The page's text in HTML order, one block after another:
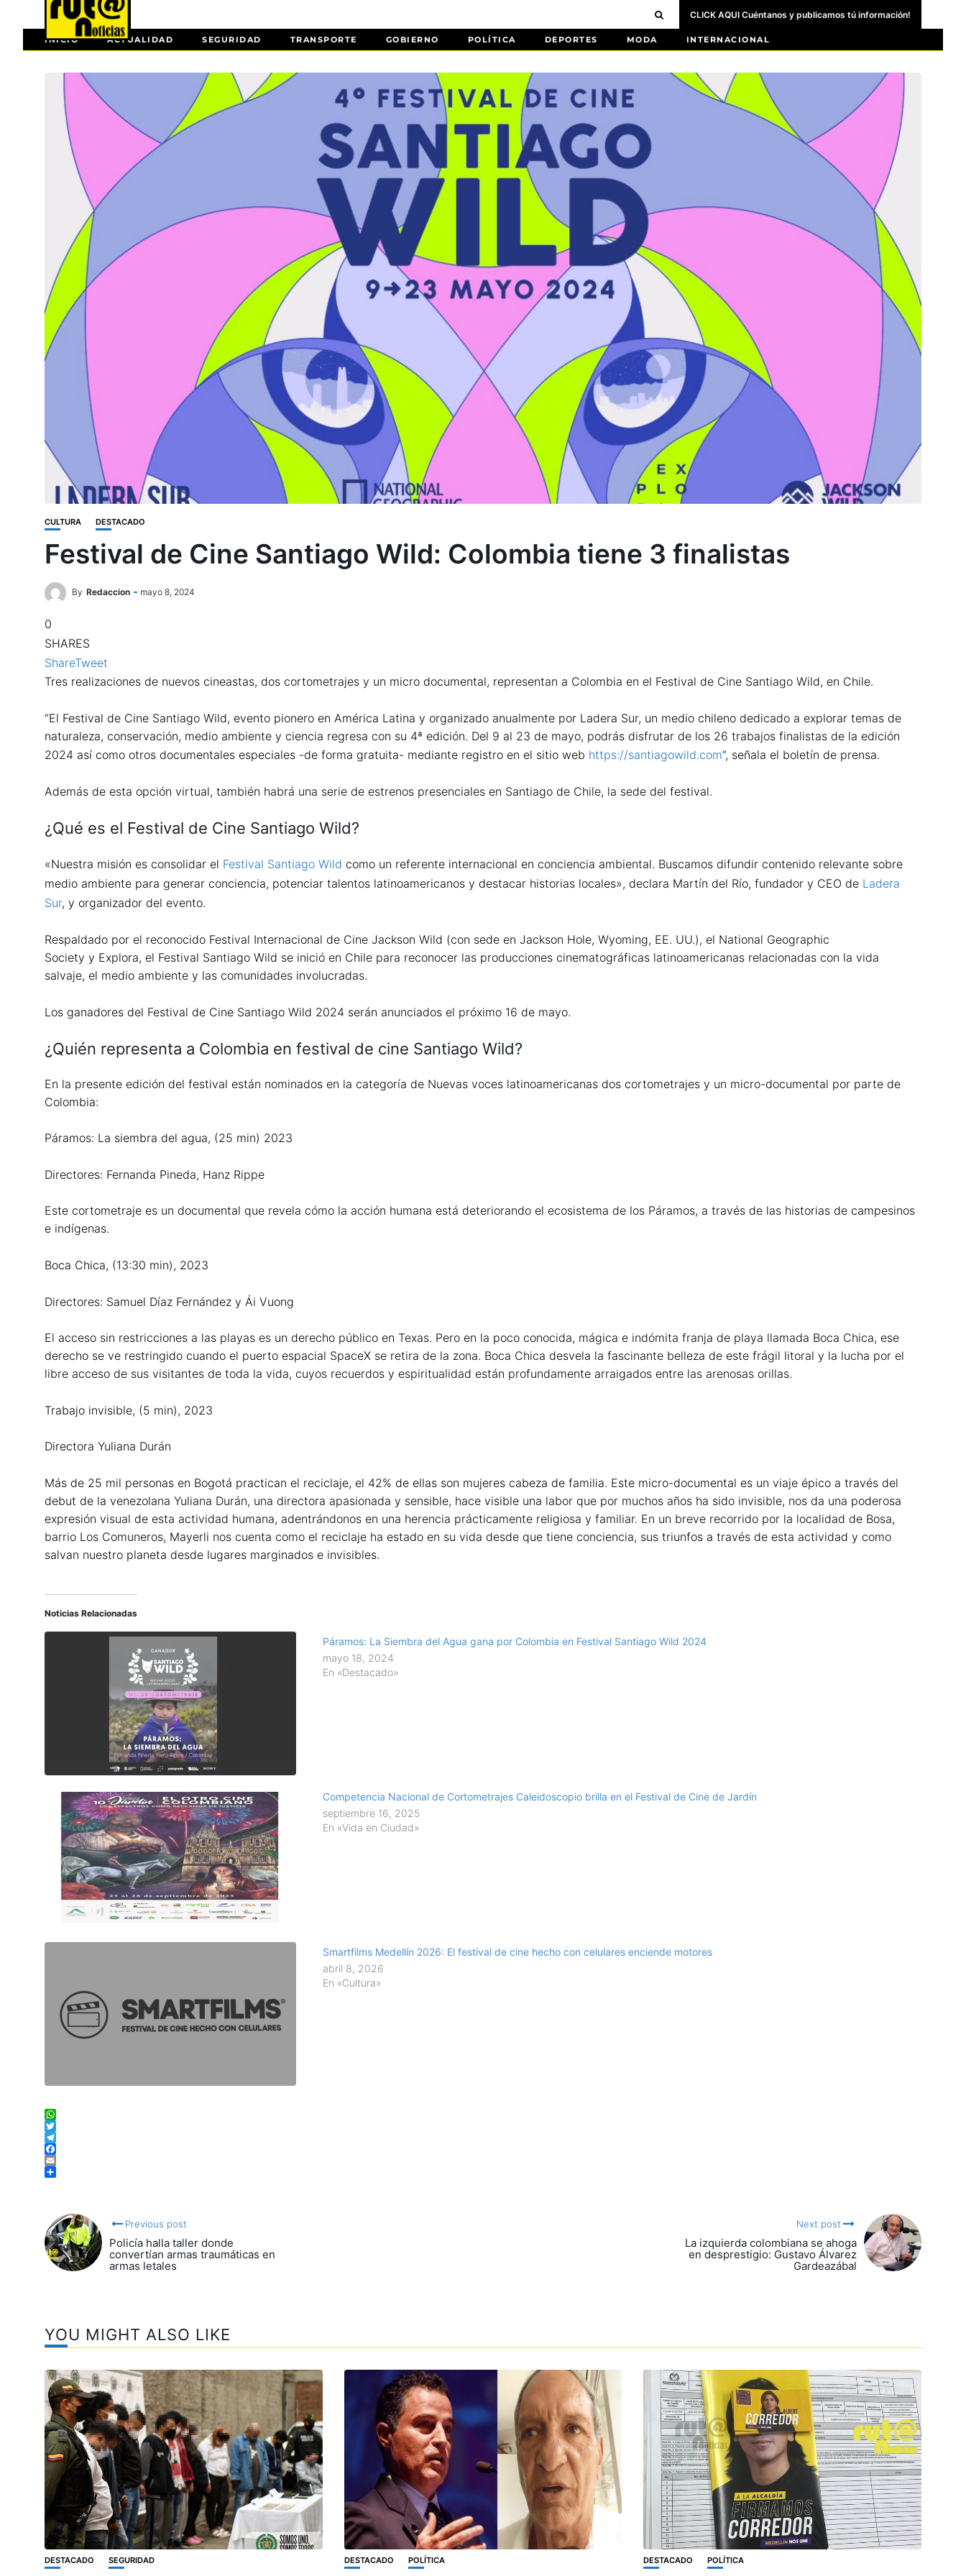
CLICK AQUI Cuéntanos y publicamos tú información!
INICIO ACTUALIDAD SEGURIDAD TRANSPORTE GOBIERNO POLÍTICA DEPORTES MODA INTERNACIONAL
CULTURA DESTACADO
Festival de Cine Santiago Wild: Colombia tiene 3 finalistas
By Redaccion mayo 8, 2024
0
SHARES
ShareTweet
Tres realizaciones de nuevos cineastas, dos cortometrajes y un micro documental, representan a Colombia en el Festival de Cine Santiago Wild, en Chile.
“El Festival de Cine Santiago Wild, evento pionero en América Latina y organizado anualmente por Ladera Sur, un medio chileno dedicado a explorar temas de
naturaleza, conservación, medio ambiente y ciencia regresa con su 4ª edición. Del 9 al 23 de mayo, podrás disfrutar de los 26 trabajos finalistas de la edición
2024 así como otros documentales especiales -de forma gratuita- mediante registro en el sitio web https://santiagowild.com”, señala el boletín de prensa.
Además de esta opción virtual, también habrá una serie de estrenos presenciales en Santiago de Chile, la sede del festival.
¿Qué es el Festival de Cine Santiago Wild?
«Nuestra misión es consolidar el Festival Santiago Wild como un referente internacional en conciencia ambiental. Buscamos difundir contenido relevante sobre
medio ambiente para generar conciencia, potenciar talentos latinoamericanos y destacar historias locales», declara Martín del Río, fundador y CEO de Ladera
Sur, y organizador del evento.
Respaldado por el reconocido Festival Internacional de Cine Jackson Wild (con sede en Jackson Hole, Wyoming, EE. UU.), el National Geographic
Society y Explora, el Festival Santiago Wild se inició en Chile para reconocer las producciones cinematográficas latinoamericanas relacionadas con la vida
salvaje, el medio ambiente y las comunidades involucradas.
Los ganadores del Festival de Cine Santiago Wild 2024 serán anunciados el próximo 16 de mayo.
¿Quién representa a Colombia en festival de cine Santiago Wild?
En la presente edición del festival están nominados en la categoría de Nuevas voces latinoamericanas dos cortometrajes y un micro-documental por parte de
Colombia:
Páramos: La siembra del agua, (25 min) 2023
Directores: Fernanda Pineda, Hanz Rippe
Este cortometraje es un documental que revela cómo la acción humana está deteriorando el ecosistema de los Páramos, a través de las historias de campesinos
e indígenas.
Boca Chica, (13:30 min), 2023
Directores: Samuel Díaz Fernández y Ái Vuong
El acceso sin restricciones a las playas es un derecho público en Texas. Pero en la poco conocida, mágica e indómita franja de playa llamada Boca Chica, ese
derecho se ve restringido cuando el puerto espacial SpaceX se retira de la zona. Boca Chica desvela la fascinante belleza de este frágil litoral y la lucha por el
libre acceso de sus visitantes de toda la vida, cuyos recuerdos y espiritualidad están profundamente arraigados entre las arenosas orillas.
Trabajo invisible, (5 min), 2023
Directora Yuliana Durán
Más de 25 mil personas en Bogotá practican el reciclaje, el 42% de ellas son mujeres cabeza de familia. Este micro-documental es un viaje épico a través del
debut de la venezolana Yuliana Durán, una directora apasionada y sensible, hace visible una labor que por muchos años ha sido invisible, nos da una poderosa
expresión visual de esta actividad humana, adentrándonos en una herencia prácticamente religiosa y familiar. En un breve recorrido por la localidad de Bosa,
barrio Los Comuneros, Mayerli nos cuenta como el reciclaje ha estado en su vida desde que tiene conciencia, sus triunfos a través de esta actividad y como
salvan nuestro planeta desde lugares marginados e invisibles.
Noticias Relacionadas
Páramos: La Siembra del Agua gana por Colombia en Festival Santiago Wild 2024
mayo 18, 2024
En «Destacado»
Competencia Nacional de Cortometrajes Caleidoscopio brilla en el Festival de Cine de Jardín
septiembre 16, 2025
En «Vida en Ciudad»
Smartfilms Medellín 2026: El festival de cine hecho con celulares enciende motores
abril 8, 2026
En «Cultura»
WhatsApp
Twitter
Telegram
Facebook
Email
Previous post
Policía halla taller donde
convertían armas traumáticas en
armas letales
Next post
La izquierda colombiana se ahoga
en desprestigio: Gustavo Álvarez
Gardeazábal
YOU MIGHT ALSO LIKE
DESTACADO SEGURIDAD DESTACADO POLÍTICA DESTACADO POLÍTICA